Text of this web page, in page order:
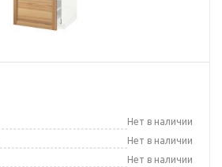
Нет в наличии
Нет в наличии
Нет в наличии